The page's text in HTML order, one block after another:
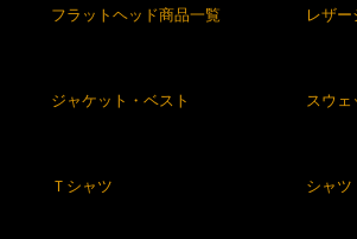
フラットヘッド商品一覧 レザー
ジャケット・ベスト スウェ
Ｔシャツ シャツ